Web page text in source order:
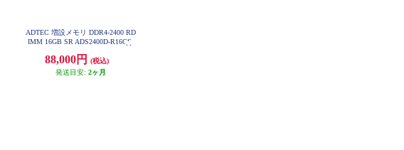
ADTEC 増設メモリ DDR4-2400 RD
IMM 16GB SR ADS2400D-R16GS
88,000円
(税込)
発送目安: 2ヶ月